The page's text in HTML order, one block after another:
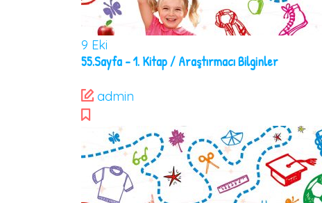
9 Eki
55.Sayfa – 1. Kitap / Araştırmacı Bilginler
admin